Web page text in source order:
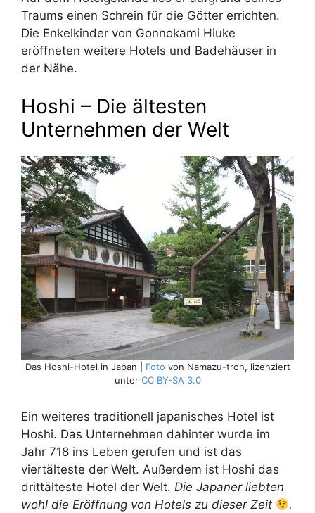
Traums einen Schrein für die Götter errichten.
Die Enkelkinder von Gonnokami Hiuke
eröffneten weitere Hotels und Badehäuser in
der Nähe.
Hoshi – Die ältesten
Unternehmen der Welt
Das Hoshi-Hotel in Japan | Foto von Namazu-tron, lizenziert
unter CC BY-SA 3.0
Ein weiteres traditionell japanisches Hotel ist
Hoshi. Das Unternehmen dahinter wurde im
Jahr 718 ins Leben gerufen und ist das
viertälteste der Welt. Außerdem ist Hoshi das
drittälteste Hotel der Welt. Die Japaner liebten
wohl die Eröffnung von Hotels zu dieser Zeit
.